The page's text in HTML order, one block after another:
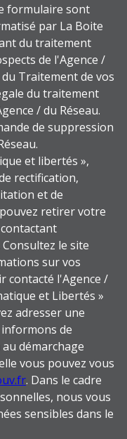
formulaire sont
par La Boite
du traitement
de l'Agence /
Traitement de vos
du traitement
/ du Réseau.
de suppression
et libertés »,
rectification,
et de
retirer votre
Consultez le site
sur vos
contacté l'Agence /
et Libertés »
adresser une
de
démarchage
vous pouvez vous
. Dans le cadre
nous vous
sensibles dans le